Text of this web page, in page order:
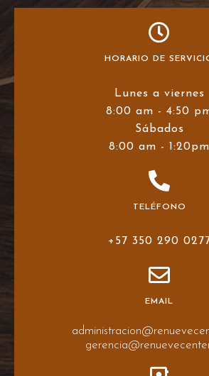
HORARIO DE
Lunes a viernes
8:00 am - 4:50
Sábados
8:00 am - 1:20pm
TELÉFONO
+57 350 290
EMAIL